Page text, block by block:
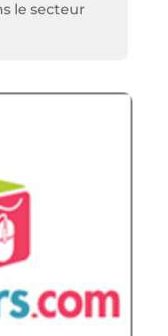
le secteur